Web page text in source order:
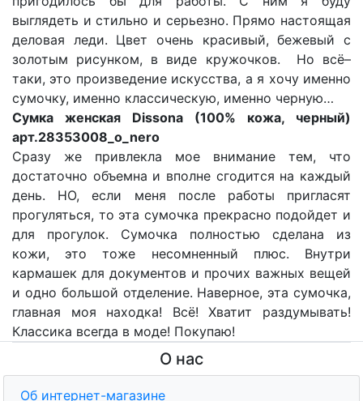
выглядеть и стильно и серьезно. Прямо настоящая
деловая леди. Цвет очень красивый, бежевый с
золотым рисунком, в виде кружочков.
Но всё–
таки, это произведение искусства, а я хочу именно
сумочку, именно классическую, именно черную…
Cумка женская Dissona (100% кожа, черный)
арт.28353008_o_nero
Сразу же привлекла мое внимание тем, что
достаточно объемна и вполне сгодится на каждый
день. НО, если меня после работы пригласят
прогуляться, то эта сумочка прекрасно подойдет и
для прогулок. Сумочка полностью сделана из
кожи, это тоже несомненный плюс. Внутри
кармашек для документов и прочих важных вещей
и одно большой отделение. Наверное, эта сумочка,
главная моя находка! Всё! Хватит раздумывать!
Классика всегда в моде! Покупаю!
О нас
Об интернет-магазине